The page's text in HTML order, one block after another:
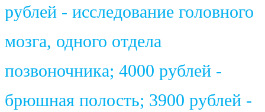
рублей - исследование головного
мозга, одного отдела
позвоночника; 4000 рублей -
брюшная полость; 3900 рублей -